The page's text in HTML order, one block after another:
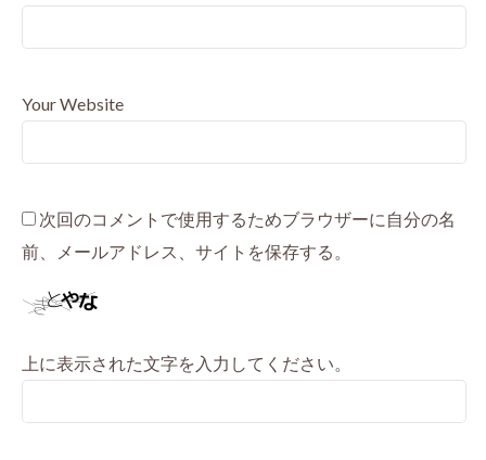
Your Website
次回のコメントで使用するためブラウザーに自分の名
前、メールアドレス、サイトを保存する。
上に表示された文字を入力してください。